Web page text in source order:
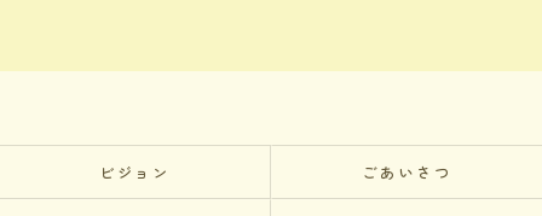
ビジョン ごあいさつ